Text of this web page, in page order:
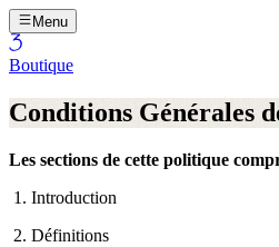
Menu
Boutique
Conditions Générales
Les sections de cette politique
Introduction
Définitions